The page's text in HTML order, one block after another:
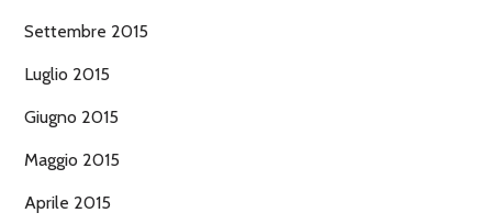
Settembre 2015
Luglio 2015
Giugno 2015
Maggio 2015
Aprile 2015